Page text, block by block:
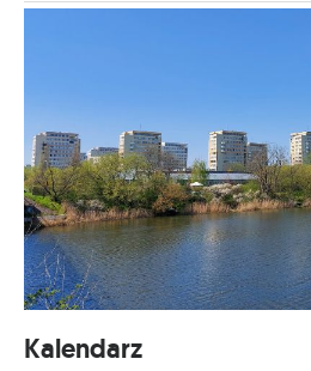
Kalendarz